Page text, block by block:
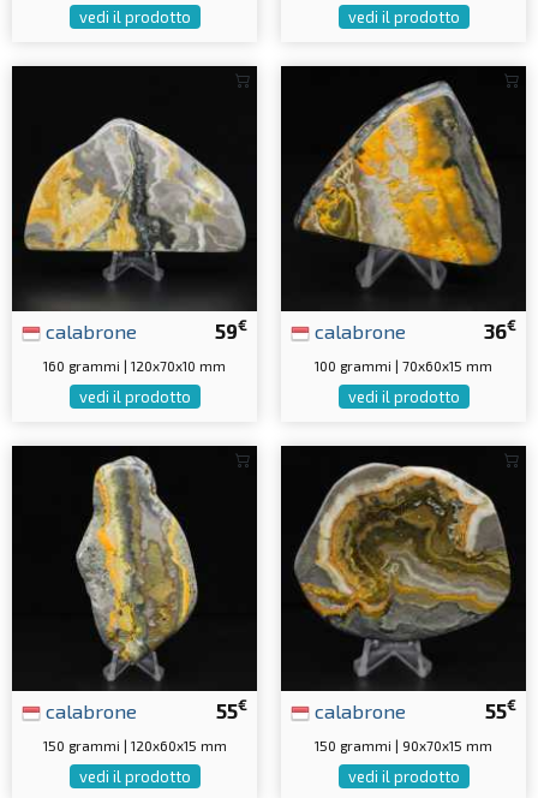
vedi il prodotto vedi il prodotto
59€
calabrone
160 grammi | 120x70x10 mm
vedi il prodotto
36€
calabrone
100 grammi | 70x60x15 mm
vedi il prodotto
55€
calabrone
150 grammi | 120x60x15 mm
vedi il prodotto
55€
calabrone
150 grammi | 90x70x15 mm
vedi il prodotto